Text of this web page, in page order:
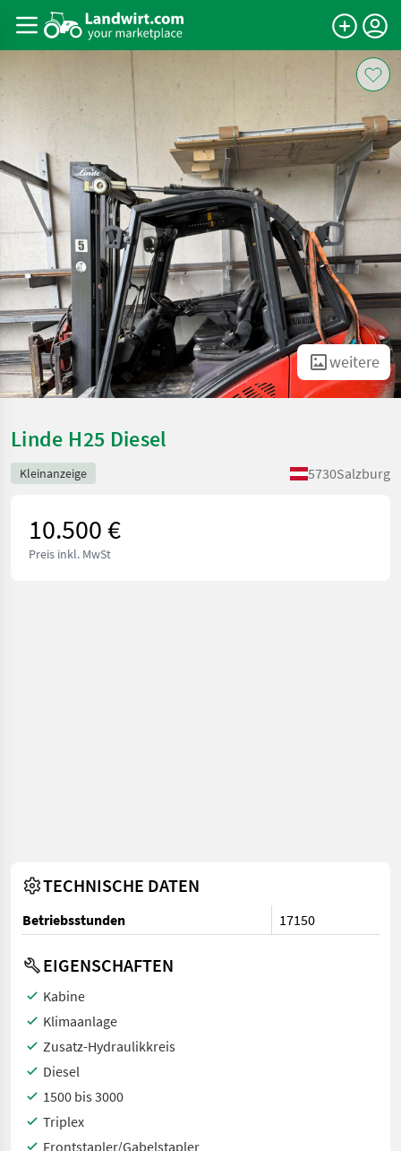
weitere
Linde H25 Diesel
Kleinanzeige 5730Salzburg
10.500 €
Preis inkl. MwSt
TECHNISCHE DATEN
Betriebsstunden 17150
EIGENSCHAFTEN
Kabine
Klimaanlage
Zusatz-Hydraulikkreis
Diesel
1500 bis 3000
Triplex
Frontstapler/Gabelstapler